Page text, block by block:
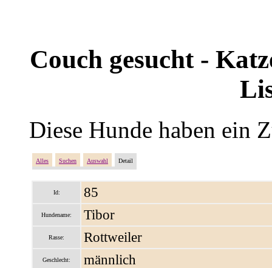
Couch gesucht -
Diese Hunde haben ein
Alles Suchen Auswahl Detail
Id: 85
Hundename: Tibor
Rasse: Rottweiler
Geschlecht: männlich